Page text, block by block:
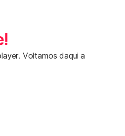
Voltamos daqui a